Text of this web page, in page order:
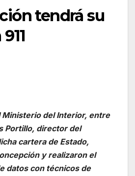
tendrá su
Ministerio del Interior, entre
Portillo, director del
cartera de Estado,
y realizaron el
datos con técnicos de